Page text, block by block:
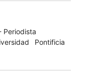
Periodista
Pontificia